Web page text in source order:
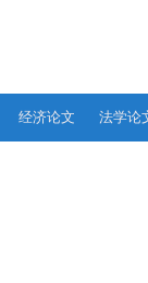
经济论文 法学论